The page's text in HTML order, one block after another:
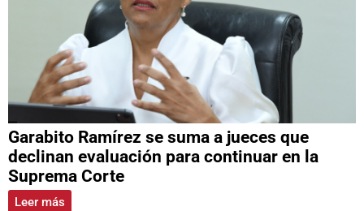
Garabito Ramírez se suma a jueces que
declinan evaluación para continuar en la
Suprema Corte
Leer más